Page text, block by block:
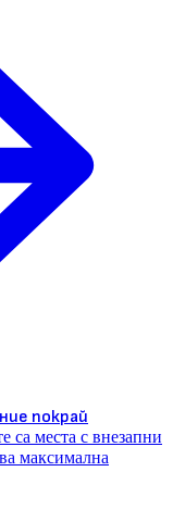
покрай
са места с внезапни
максимална